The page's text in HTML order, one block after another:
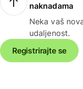
naknadama
Neka vaš
udaljenost.
Registrirajte se